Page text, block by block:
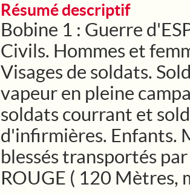
Résumé descriptif
Bobine 1 : Guerre
Civils. Hommes et
Visages de soldats.
vapeur en pleine
soldats courrant et
d'infirmières. Enfants.
blessés transportés
ROUGE ( 120 Mètres,